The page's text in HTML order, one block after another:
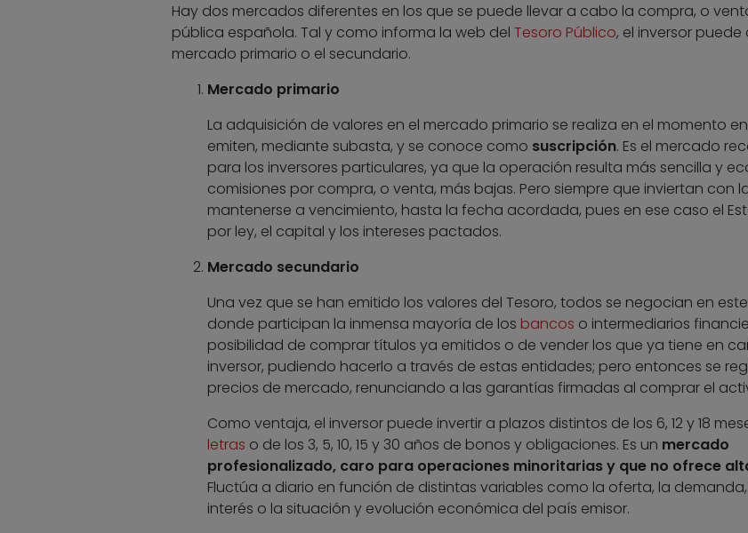
Hay dos mercados diferentes en los que se puede llevar a cabo la compra, o
pública española. Tal y como informa la web del Tesoro Público, el inversor
mercado primario o el secundario.
Mercado primario
La adquisición de valores en el mercado primario se realiza en el momento
emiten, mediante subasta, y se conoce como suscripción. Es el mercado
para los inversores particulares, ya que la operación resulta más sencilla y
comisiones por compra, o venta, más bajas. Pero siempre que inviertan con
mantenerse a vencimiento, hasta la fecha acordada, pues en ese caso el
por ley, el capital y los intereses pactados.
Mercado secundario
Una vez que se han emitido los valores del Tesoro, todos se negocian en
donde participan la inmensa mayoría de los bancos o intermediarios
posibilidad de comprar títulos ya emitidos o de vender los que ya tiene en
inversor, pudiendo hacerlo a través de estas entidades; pero entonces se
precios de mercado, renunciando a las garantías firmadas al comprar el
Como ventaja, el inversor puede invertir a plazos distintos de los 6, 12 y 18
letras o de los 3, 5, 10, 15 y 30 años de bonos y obligaciones. Es un mercado
profesionalizado, caro para operaciones minoritarias y que no ofrece
Fluctúa a diario en función de distintas variables como la oferta, la
interés o la situación y evolución económica del país emisor.